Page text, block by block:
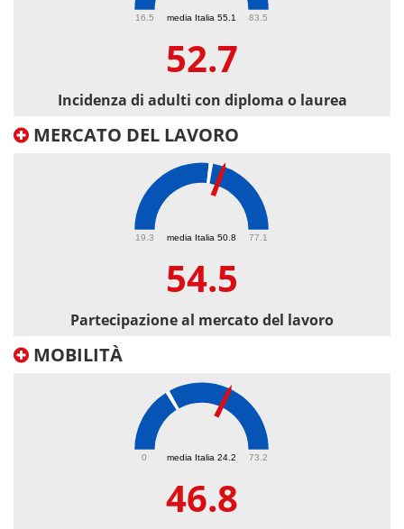
media Italia 55.1
16.5 83.5
52.7
Incidenza di adulti con diploma o laurea
MERCATO DEL LAVORO
media Italia 50.8
19.3 77.1
54.5
Partecipazione al mercato del lavoro
MOBILITÀ
media Italia 24.2
0 73.2
46.8